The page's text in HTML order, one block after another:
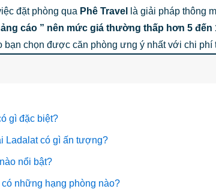
đặt phòng qua Phê Travel là giải pháp thông
cáo ” nên mức giá thường thấp hơn 5
bạn chọn được căn phòng ưng ý nhất với chi phí
gì đặc biệt?
Ladalat có gì ấn tượng?
nổi bật?
những hạng phòng nào?